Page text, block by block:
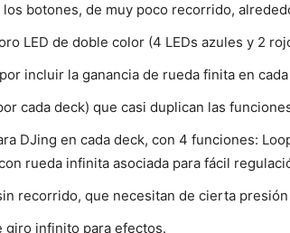
botones, de muy poco recorrido,
LED de doble color (4 LEDs azules y 2
incluir la ganancia de rueda finita en
cada deck) que casi duplican las
DJing en cada deck, con 4 funciones:
rueda infinita asociada para fácil
recorrido, que necesitan de cierta presión
giro infinito para efectos.